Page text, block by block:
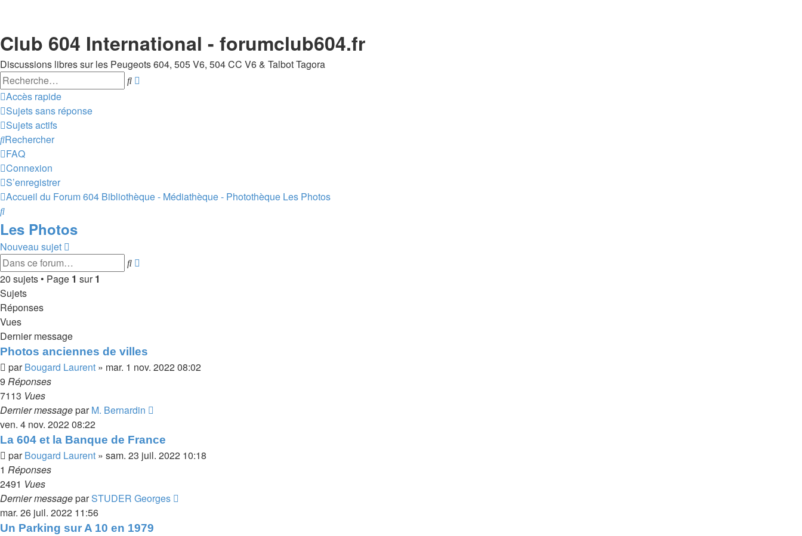
Club 604 International - forumclub604.fr
Discussions libres sur les Peugeots 604, 505 V6, 504 CC V6 & Talbot Tagora
Rechercher
Accès rapide
Sujets sans réponse
Sujets actifs
Rechercher
FAQ
Connexion
S’enregistrer
Accueil du Forum 604 Bibliothèque - Médiathèque - Photothèque Les Photos
Rechercher
Les Photos
Nouveau sujet
Rechercher
20 sujets • Page 1 sur1
Sujets
Réponses
Vues
Dernier message
Photos anciennes de villes
parBougard Laurent » mar. 1 nov. 2022 08:02
9 Réponses
7113 Vues
Dernier messageparM. Bernardin
ven. 4 nov. 2022 08:22
La 604 et la Banque de France
parBougard Laurent » sam. 23 juil. 2022 10:18
1 Réponses
2491 Vues
Dernier messageparSTUDER Georges
mar. 26 juil. 2022 11:56
Un Parking sur A 10 en 1979